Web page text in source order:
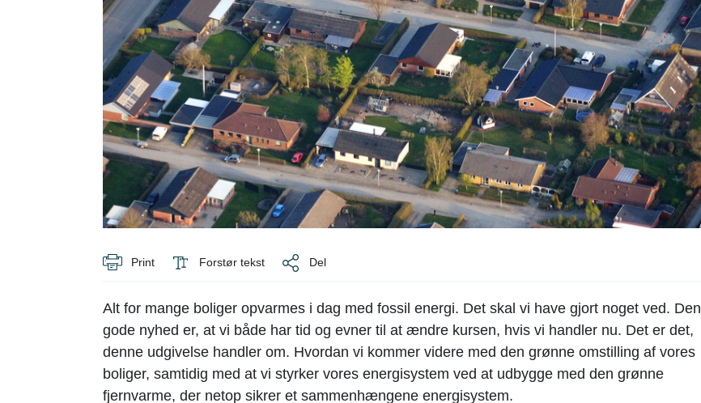
Print Forstør tekst Del
Alt for mange boliger opvarmes i dag med fossil energi. Det skal vi have gjort noget ved. Den
gode nyhed er, at vi både har tid og evner til at ændre kursen, hvis vi handler nu. Det er det,
denne udgivelse handler om. Hvordan vi kommer videre med den grønne omstilling af vores
boliger, samtidig med at vi styrker vores energisystem ved at udbygge med den grønne
fjernvarme, der netop sikrer et sammenhængene energisystem.